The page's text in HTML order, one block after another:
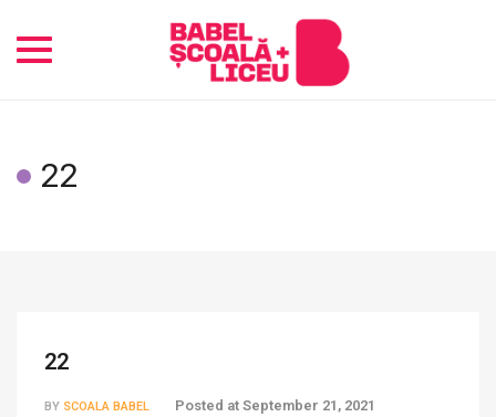
Toggle
22
22
BY SCOALA BABEL Posted at September 21, 2021